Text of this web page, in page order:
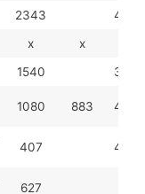
2343
40
x x
1540 36
1080 883 49
407 49
627